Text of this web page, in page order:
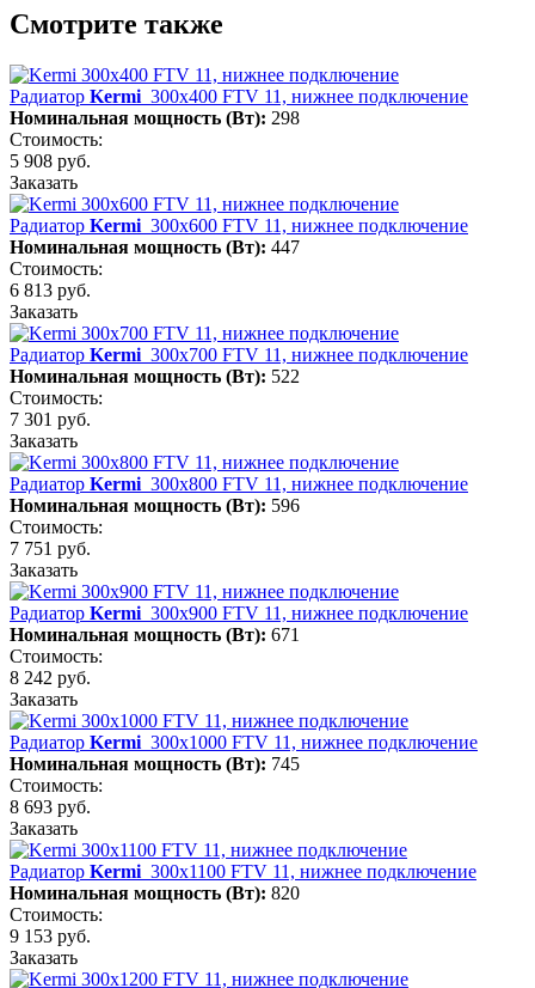
Смотрите также
Радиатор Kermi 300х400 FTV 11, нижнее подключение
Номинальная мощность (Вт): 298
Стоимость:
5 908 руб.
Заказать
Радиатор Kermi 300х600 FTV 11, нижнее подключение
Номинальная мощность (Вт): 447
Стоимость:
6 813 руб.
Заказать
Радиатор Kermi 300х700 FTV 11, нижнее подключение
Номинальная мощность (Вт): 522
Стоимость:
7 301 руб.
Заказать
Радиатор Kermi 300х800 FTV 11, нижнее подключение
Номинальная мощность (Вт): 596
Стоимость:
7 751 руб.
Заказать
Радиатор Kermi 300х900 FTV 11, нижнее подключение
Номинальная мощность (Вт): 671
Стоимость:
8 242 руб.
Заказать
Радиатор Kermi 300х1000 FTV 11, нижнее подключение
Номинальная мощность (Вт): 745
Стоимость:
8 693 руб.
Заказать
Радиатор Kermi 300х1100 FTV 11, нижнее подключение
Номинальная мощность (Вт): 820
Стоимость:
9 153 руб.
Заказать